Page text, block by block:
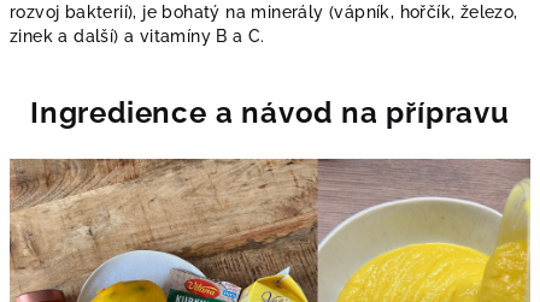
rozvoj bakterií), je bohatý na minerály (vápník, hořčík, železo,
zinek a další) a vitamíny B a C.
Ingredience a návod na přípravu